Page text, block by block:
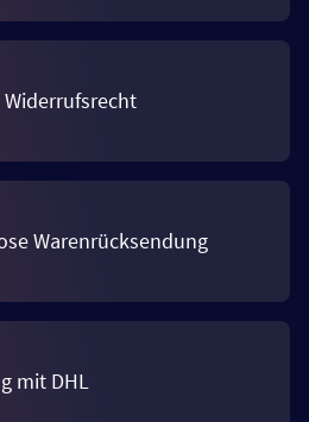
Widerrufsrecht
Warenrücksendung
mit DHL